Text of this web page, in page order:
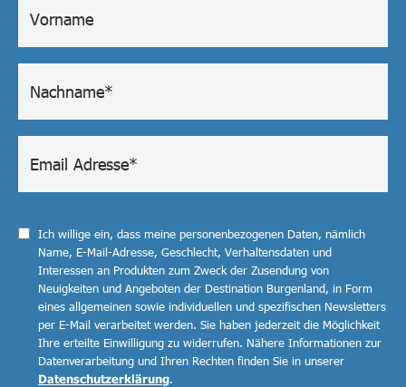
Ich willige ein, dass meine personenbezogenen Daten, nämlich
Name, E-Mail-Adresse, Geschlecht, Verhaltensdaten und
Interessen an Produkten zum Zweck der Zusendung von
Neuigkeiten und Angeboten der Destination Burgenland, in Form
eines allgemeinen sowie individuellen und spezifischen Newsletters
per E-Mail verarbeitet werden. Sie haben jederzeit die Möglichkeit
Ihre erteilte Einwilligung zu widerrufen. Nähere Informationen zur
Datenverarbeitung und Ihren Rechten finden Sie in unserer
Datenschutzerklärung.